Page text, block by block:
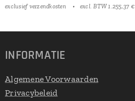
exclusief verzendkosten excl. BTW 1.255,37 €
INFORMATIE
Algemene Voorwaarden
Privacybeleid